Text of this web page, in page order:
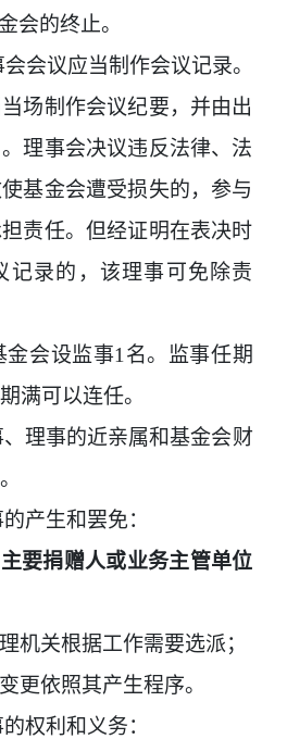
会的终止。
会议应当制作会议记录。
场制作会议纪要，并由出
理事会决议违反法律、法
基金会遭受损失的，参与
责任。但经证明在表决时
记录的，该理事可免除责
金会设监事1 名。监事任期
满可以连任。
理事的近亲属和基金会财
产生和罢免：
主要捐赠人或业务主管单位
机关根据工作需要选派；
更依照其产生程序。
权利和义务：